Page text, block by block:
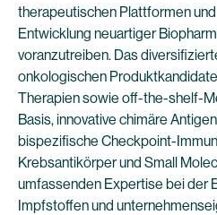
therapeutischen Plattformen
Entwicklung neuartiger
voranzutreiben. Das
onkologischen
Therapien sowie off-the-shelf-
Basis, innovative chimäre
bispezifische Checkpoint-
Krebsantikörper und Small
umfassenden Expertise bei der
Impfstoffen und